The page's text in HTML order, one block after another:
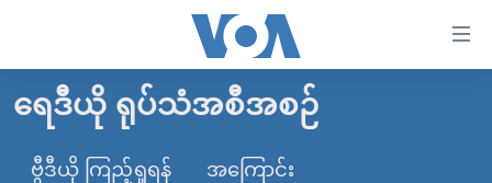
လွယ်ကူ
သည့်
မူလစာမျက်နှာ
မြန်မာ
ရေဒီယို ရုပ်သံအစီအစဉ်
ဗွီဒီယို ကြည့်ရှုရန် အကြောင်း